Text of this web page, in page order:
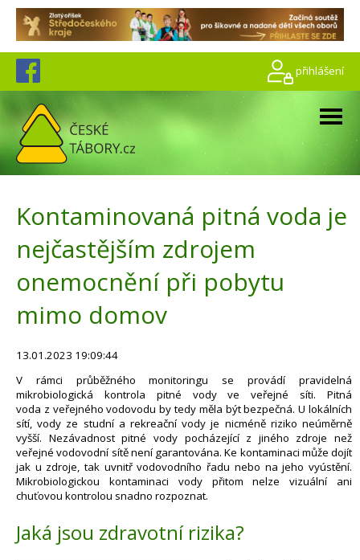
přihlášení
Kontaminovaná pitná voda je
nejčastějším zdrojem
onemocnění při pobytu
mimo domov
13.01.2023 19:09:44
V rámci průběžného monitoringu se provádí pravidelná
mikrobiologická kontrola pitné vody ve veřejné síti. Pitná
voda z veřejného vodovodu by tedy měla být bezpečná. U lokálních
sítí, vody ze studní a rekreační vody je nicméně riziko neúměrně
vyšší. Nezávadnost pitné vody pocházející z jiného zdroje než
veřejné vodovodní sítě není garantována. Ke kontaminaci může dojít
jak u zdroje, tak uvnitř vodovodního řadu nebo na jeho vyústění.
Mikrobiologickou kontaminaci vody přitom nelze vizuální ani
chuťovou kontrolou snadno rozpoznat.
Jaká jsou zdravotní rizika?